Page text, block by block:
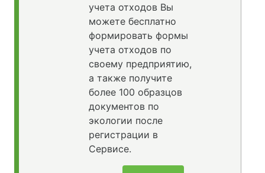
учета отходов Вы
можете бесплатно
формировать формы
учета отходов по
своему предприятию,
а также получите
более 100 образцов
документов по
экологии после
регистрации в
Сервисе.